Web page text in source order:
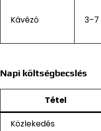
Kávézó 3–7
Napi költségbecslés
Tétel
Közlekedés